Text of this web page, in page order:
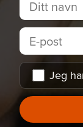
Jeg